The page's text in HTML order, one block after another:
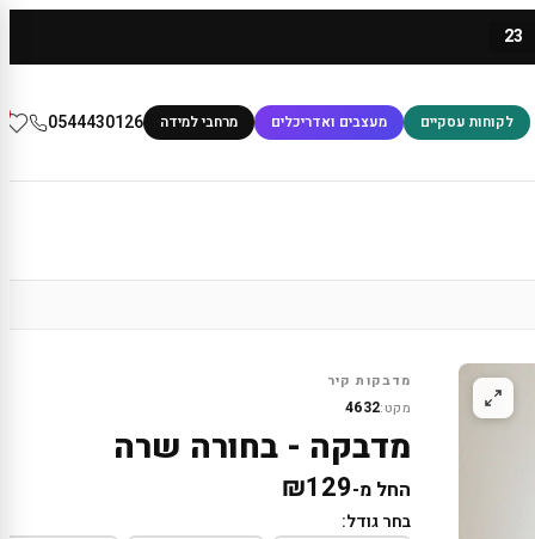
23
לקוחות עסקיים מעצבים ואדריכלים מרחבי למידה 0544430126
מדבקות קיר
מקט:4632
מדבקה - בחורה שרה
החל מ- ₪129
בחר גודל: